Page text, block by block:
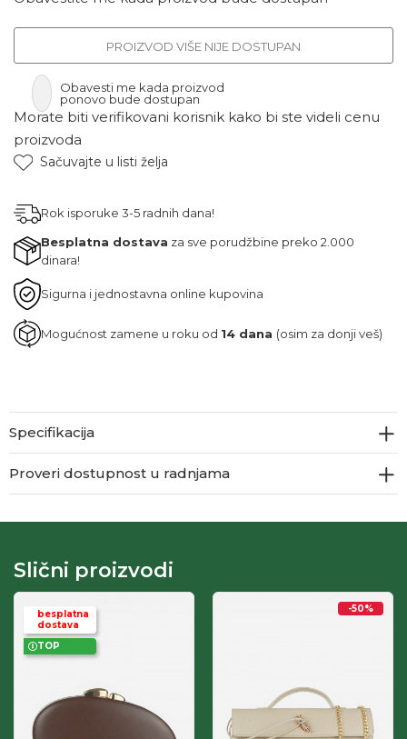
PROIZVOD VIŠE NIJE DOSTUPAN
Obavesti me kada proizvod
ponovo bude dostupan
Morate biti verifikovani korisnik kako bi ste videli cenu
proizvoda
Sačuvajte u listi želja
Rok isporuke 3-5 radnih dana!
Besplatna dostava za sve porudžbine preko 2.000
dinara!
Sigurna i jednostavna online kupovina
Mogućnost zamene u roku od 14 dana (osim za donji veš)
Specifikacija
Proveri dostupnost u radnjama
Slični proizvodi
besplatna
dostava
TOP
-50%